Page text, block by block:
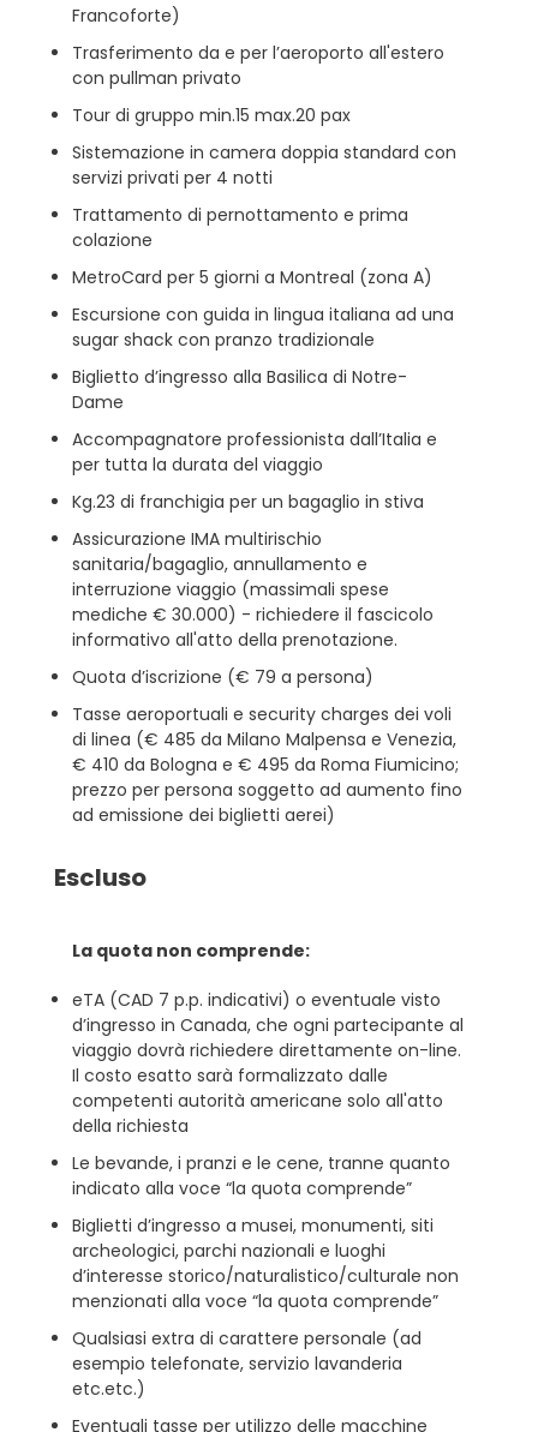
Francoforte)
Trasferimento da e per l’aeroporto all'estero
con pullman privato
Tour di gruppo min.15 max.20 pax
Sistemazione in camera doppia standard con
servizi privati per 4 notti
Trattamento di pernottamento e prima
colazione
MetroCard per 5 giorni a Montreal (zona A)
Escursione con guida in lingua italiana ad una
sugar shack con pranzo tradizionale
Biglietto d’ingresso alla Basilica di Notre-
Dame
Accompagnatore professionista dall’Italia e
per tutta la durata del viaggio
Kg.23 di franchigia per un bagaglio in stiva
Assicurazione IMA multirischio
sanitaria/bagaglio, annullamento e
interruzione viaggio (massimali spese
mediche € 30.000) - richiedere il fascicolo
informativo all'atto della prenotazione.
Quota d’iscrizione (€ 79 a persona)
Tasse aeroportuali e security charges dei voli
di linea (€ 485 da Milano Malpensa e Venezia,
€ 410 da Bologna e € 495 da Roma Fiumicino;
prezzo per persona soggetto ad aumento fino
ad emissione dei biglietti aerei)
Escluso
La quota non comprende:
eTA (CAD 7 p.p. indicativi) o eventuale visto
d’ingresso in Canada, che ogni partecipante al
viaggio dovrà richiedere direttamente on-line.
Il costo esatto sarà formalizzato dalle
competenti autorità americane solo all'atto
della richiesta
Le bevande, i pranzi e le cene, tranne quanto
indicato alla voce “la quota comprende”
Biglietti d’ingresso a musei, monumenti, siti
archeologici, parchi nazionali e luoghi
d’interesse storico/naturalistico/culturale non
menzionati alla voce “la quota comprende”
Qualsiasi extra di carattere personale (ad
esempio telefonate, servizio lavanderia
etc.etc.)
Eventuali tasse per utilizzo delle macchine